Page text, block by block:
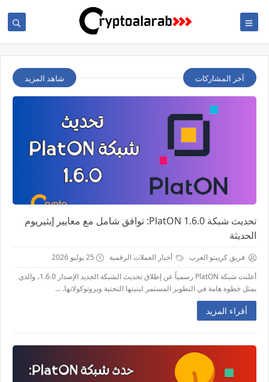
آخر المشاركات شاهد المزيد
تحديث شبكة PlatON 1.6.0: توافق شامل مع معايير إيثيريوم
الحديثة
فريق كريبتو العرب أخبار العملات الرقمية
25 يوليو 2026
أعلنت شبكة PlatON رسمياً عن إطلاق تحديث الشبكة الجديد الإصدار 1.6.0، والذي
يمثل خطوة هامة في التطوير المستمر لبنيتها التحتية وبروتوكولاتها. ...
أقراء المزيد